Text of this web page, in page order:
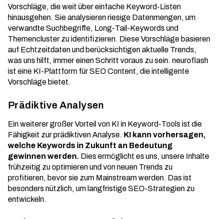
Vorschläge, die weit über einfache Keyword-Listen
hinausgehen. Sie analysieren riesige Datenmengen, um
verwandte Suchbegriffe, Long-Tail-Keywords und
Themencluster zu identifizieren. Diese Vorschläge basieren
auf Echtzeitdaten und berücksichtigen aktuelle Trends,
was uns hilft, immer einen Schritt voraus zu sein. neuroflash
ist eine KI-Plattform für SEO Content, die intelligente
Vorschläge bietet.
Prädiktive Analysen
Ein weiterer großer Vorteil von KI in Keyword-Tools ist die
Fähigkeit zur prädiktiven Analyse. KI kann vorhersagen,
welche Keywords in Zukunft an Bedeutung
gewinnen werden. Dies ermöglicht es uns, unsere Inhalte
frühzeitig zu optimieren und von neuen Trends zu
profitieren, bevor sie zum Mainstream werden. Das ist
besonders nützlich, um langfristige SEO-Strategien zu
entwickeln.